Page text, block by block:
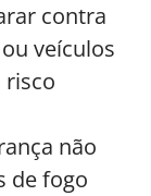
contra
veículos
risco
não
de fogo